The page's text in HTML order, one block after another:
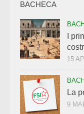
BACHECA
I
15
La
9